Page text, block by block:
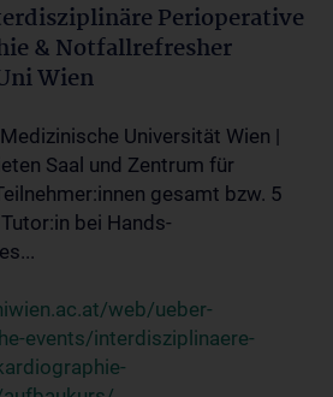
Perioperative
& Notfallrefresher
Wien
Universität Wien |
Saal und Zentrum für
gesamt bzw. 5
bei Hands-
web/ueber-
events/interdisziplinaere-